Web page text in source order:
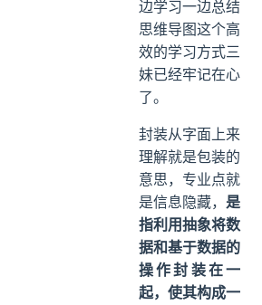
边学习一边总结
思维导图这个高
效的学习方式三
妹已经牢记在心
了。
封装从字面上来
理解就是包装的
意思，专业点就
是信息隐藏， 是
指利用抽象将数
据和基于数据的
操作封装在一
起，使其构成一